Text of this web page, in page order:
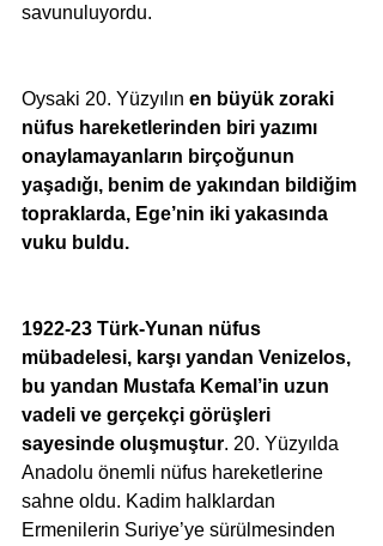
savunuluyordu.
Oysaki 20. Yüzyılın en büyük zoraki
nüfus hareketlerinden biri yazımı
onaylamayanların birçoğunun
yaşadığı, benim de yakından bildiğim
topraklarda, Ege’nin iki yakasında
vuku buldu.
1922-23 Türk-Yunan nüfus
mübadelesi, karşı yandan Venizelos,
bu yandan Mustafa Kemal’in uzun
vadeli ve gerçekçi görüşleri
sayesinde oluşmuştur. 20. Yüzyılda
Anadolu önemli nüfus hareketlerine
sahne oldu. Kadim halklardan
Ermenilerin Suriye’ye sürülmesinden